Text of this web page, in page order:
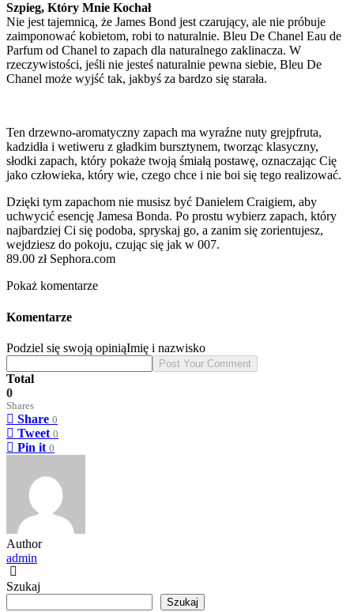
Szpieg, Który Mnie Kochał
Nie jest tajemnicą, że James Bond jest czarujący, ale nie próbuje
zaimponować kobietom, robi to naturalnie. Bleu De Chanel Eau de
Parfum od Chanel to zapach dla naturalnego zaklinacza. W
rzeczywistości, jeśli nie jesteś naturalnie pewna siebie, Bleu De
Chanel może wyjść tak, jakbyś za bardzo się starała.
Ten drzewno-aromatyczny zapach ma wyraźne nuty grejpfruta,
kadzidła i wetiweru z gładkim bursztynem, tworząc klasyczny,
słodki zapach, który pokaże twoją śmiałą postawę, oznaczając Cię
jako człowieka, który wie, czego chce i nie boi się tego realizować.
Dzięki tym zapachom nie musisz być Danielem Craigiem, aby
uchwycić esencję Jamesa Bonda. Po prostu wybierz zapach, który
najbardziej Ci się podoba, spryskaj go, a zanim się zorientujesz,
wejdziesz do pokoju, czując się jak w 007.
89.00 zł Sephora.com
Pokaż komentarze
Komentarze
Podziel się swoją opiniąImię i nazwisko
Total
0
Shares
Share 0
Tweet 0
Pin it 0
Author
admin
Szukaj
Szukaj